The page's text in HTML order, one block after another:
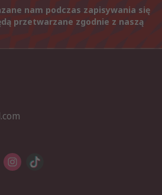
nam podczas zapisywania się
przetwarzane zgodnie z naszą